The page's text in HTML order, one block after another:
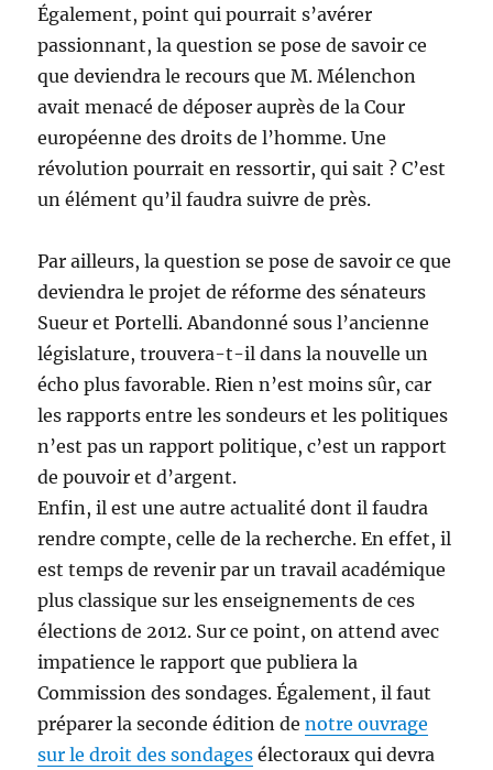
Également, point qui pourrait s’avérer
passionnant, la question se pose de savoir ce
que deviendra le recours que M. Mélenchon
avait menacé de déposer auprès de la Cour
européenne des droits de l’homme. Une
révolution pourrait en ressortir, qui sait ? C’est
un élément qu’il faudra suivre de près.
Par ailleurs, la question se pose de savoir ce que
deviendra le projet de réforme des sénateurs
Sueur et Portelli. Abandonné sous l’ancienne
législature, trouvera-t-il dans la nouvelle un
écho plus favorable. Rien n’est moins sûr, car
les rapports entre les sondeurs et les politiques
n’est pas un rapport politique, c’est un rapport
de pouvoir et d’argent.
Enfin, il est une autre actualité dont il faudra
rendre compte, celle de la recherche. En effet, il
est temps de revenir par un travail académique
plus classique sur les enseignements de ces
élections de 2012. Sur ce point, on attend avec
impatience le rapport que publiera la
Commission des sondages. Également, il faut
préparer la seconde édition denotre ouvrage
sur le droit des sondages électoraux qui devra